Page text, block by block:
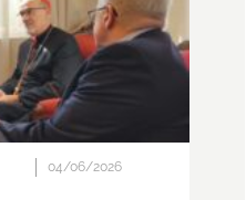
04/06/2026